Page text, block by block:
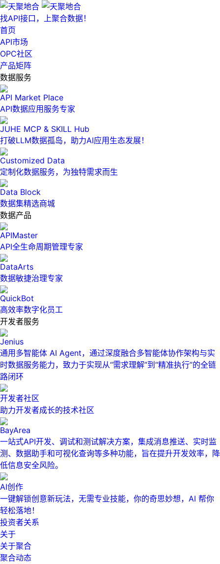
找API接口，上聚合数据！
首页
API市场
OPC社区
产品矩阵
数据服务
API Market Place
API数据应用服务专家
JUHE MCP & SKILL Hub
打破LLM数据孤岛，助力AI应用生态发展！
Customized Data
定制化数据服务，为独特需求而生
Data Block
数据集精选商城
数据产品
APIMaster
API全生命周期管理专家
DataArts
数据敏捷治理专家
QuickBot
高效率数字化员工
开发者服务
Jenius
通用多智能体 AI Agent，通过深度融合多智能体协作架构与实
时数据服务能力，致力于实现从“需求理解”到“精准执行”的全链
路闭环
开发者社区
助力开发者成长的技术社区
BayArea
一站式API开发、调试和测试解决方案，集成消息推送、实时监
测、数据助手和可视化查询等多种功能，旨在提升开发效率，降
低信息安全风险。
AI创作
一键解锁创意新玩法，无需专业技能，你的奇思妙想，AI 帮你
轻松落地！
投资者关系
关于
关于聚合
聚合动态